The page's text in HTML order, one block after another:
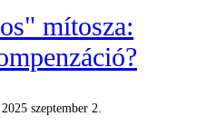
mítosza:
2025 szeptember 2.